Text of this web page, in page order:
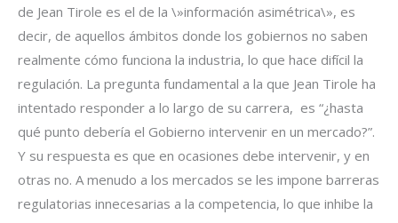
de Jean Tirole es el de la \»información asimétrica\», es
decir, de aquellos ámbitos donde los gobiernos no saben
realmente cómo funciona la industria, lo que hace difícil la
regulación. La pregunta fundamental a la que Jean Tirole ha
intentado responder a lo largo de su carrera, es “¿hasta
qué punto debería el Gobierno intervenir en un mercado?”.
Y su respuesta es que en ocasiones debe intervenir, y en
otras no. A menudo a los mercados se les impone barreras
regulatorias innecesarias a la competencia, lo que inhibe la